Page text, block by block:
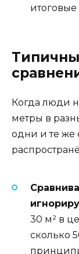
итоговые
Когда люди
метры в
одни и те же
30 м² в
сколько